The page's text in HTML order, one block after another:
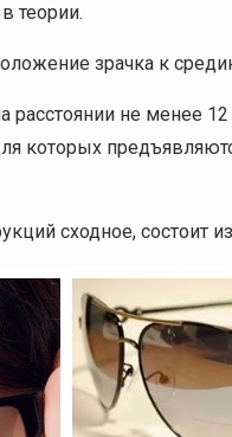
теории.
зрачка к
расстоянии не менее
которых
сходное, состоит